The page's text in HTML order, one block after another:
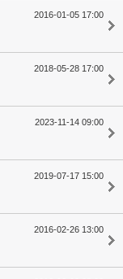
2016-01-05 17:00
2018-05-28 17:00
2023-11-14 09:00
2019-07-17 15:00
2016-02-26 13:00